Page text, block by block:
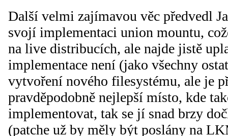
Další velmi zajímavou věc předvedl
svojí implementaci union mountu,
na live distribucích, ale najde jistě
implementace není (jako všechny
vytvoření nového filesystému, ale je
pravděpodobně nejlepší místo, kde
implementovat, tak se jí snad brzy
(patche už by měly být poslány na